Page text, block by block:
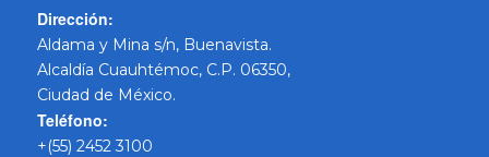
Dirección:
Aldama y Mina s/n, Buenavista.
Alcaldía Cuauhtémoc, C.P. 06350,
Ciudad de México.
Teléfono:
+(55) 2452 3100